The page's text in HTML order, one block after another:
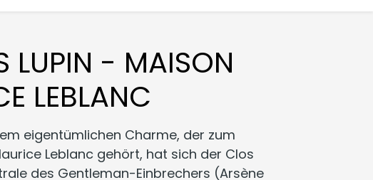
LUPIN - MAISON
LEBLANC
eigentümlichen Charme, der zum
Leblanc gehört, hat sich der Clos
des Gentleman-Einbrechers (Arsène